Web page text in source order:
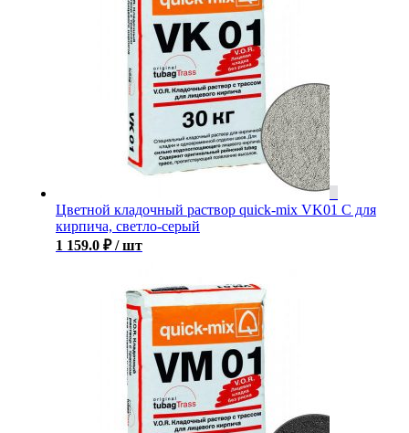
Цветной кладочный раствор quick-mix VK01 С для
кирпича, светло-серый
1 159.0 ₽ / шт